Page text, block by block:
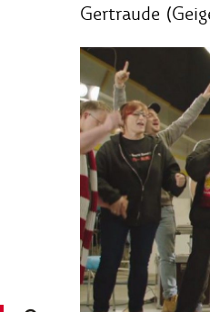
Gertraude